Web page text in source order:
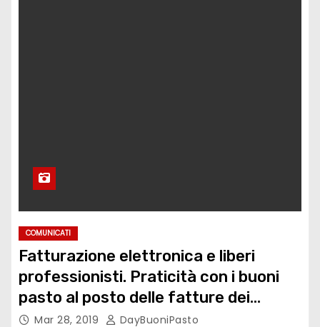
COMUNICATI
Fatturazione elettronica e liberi
professionisti. Praticità con i buoni
pasto al posto delle fatture dei
ristoranti
Mar 28, 2019 DayBuoniPasto